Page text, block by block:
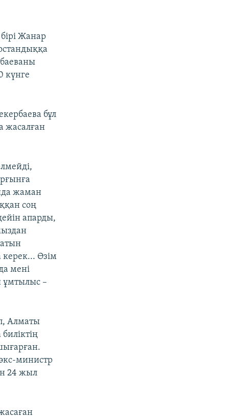
Жанар
күнге
бұл
жасалған
жаман
соң
апарды,
Өзім
мені
ұмтылыс –
Алматы
министр
24 жыл